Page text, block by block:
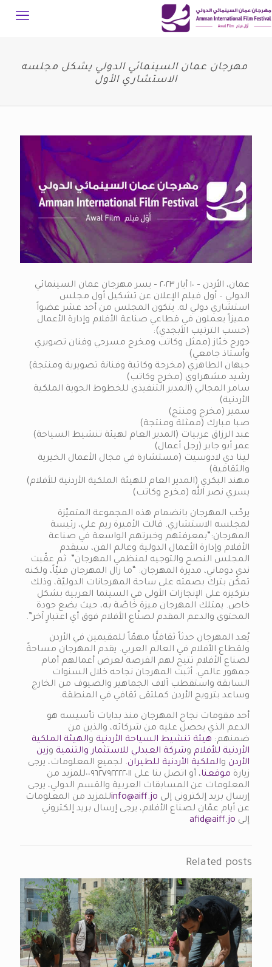
مهرجان عمان السينمائي الدولي يشكل مجلسه
الاستشاري الأول
عمان، الأردن – ١٠ أيار ٢٠٢٣ – يسر مهرجان عمان السينمائي
الدولي – أول فيلم الإعلان عن تشكيل أول مجلس
استشاري دولي له. يتكون المجلس من أحد عشر عضواً
مميزاً يعملون في قطاعي صناعة الأفلام وإدارة الأعمال
(حسب الترتيب الأبجدي):
جورج خبّاز (ممثل وكاتب ومخرج مسرحي وفنان تصويري
وأستاذ جامعي)
جيهان الطاهري (مخرجة وكاتبة وفنانة تصويرية ومنتجة)
رشيد مشهراوي (مخرج وكاتب)
سامر المجالي (المدير التنفيذي للخطوط الجوية الملكية
الأردنية)
سمير (مخرج ومنتج)
صبا مبارك (ممثلة ومنتجة)
عبد الرزاق عربيات (المدير العام لهيئة تنشيط السياحة)
عمر أبو جابر (رجل أعمال)
لينا دي لادوسيت (مستشارة في مجال الأعمال الخيرية
والثقافية)
مهند البكري (المدير العام للهيئة الملكية الأردنية للأفلام)
يسري نصر الله (مخرج وكاتب)
يرحّب المهرجان بانضمام هذه المجموعة المتميّزة
لمجلسه الاستشاري. قالت الأميرة ريم علي، رئيسة
المهرجان:”بمعرفتهم وخبرتهم الواسعة في صناعة
الأفلام وإدارة الأعمال الدولية وعالم الفن، سيقدم
المجلس النصح والتوجيه لمنظمي المهرجان”. ثم عقّبت
ندى دوماني، مديرة المهرجان: “ما زال المهرجان فتيّاً، ولكنه
تمكّن بترك بصمته على ساحة المهرجانات الدوليّة، وذلك
بتركيزه على الإنجازات الأولى في السينما العربية بشكل
خاص. يمتلك المهرجان ميزة خاصّة به، حيث يضع جودة
المحتوى والدعم المقدم لصنّاع الأفلام فوق أي اعتبارٍ آخر”.
يُعد المهرجان حدثاً ثقافيًّا مهمّاً للمقيمين في الأردن
ولقطاع الأفلام في العالم العربي. يقدم المهرجان مساحةً
لصناع الأفلام تتيح لهم الفرصة لعرض أعمالهم أمام
جمهور عالمي. أثبت المهرجان نجاحه خلال السنوات
السابقة واستقطب آلاف الجماهير والضيوف من الخارج
وساعد بترويج الأردن كملتقى ثقافي في المنطقة.
أحد مقومات نجاح المهرجان منذ بدايات تأسيسه هو
الدعم الذي يحصل عليه من شركائه، والذين من
ضمنهم: هيئة تنشيط السياحة الأردنية والهيئة الملكية
الأردنية للأفلام وشركة العبدلي للاستثمار والتنمية وزين
الأردن والملكية الأردنية للطيران. لجميع المعلومات، يرجى
زيارة موقعنا
، أو اتصل بنا على ٠٠٩٦٢٧٩٢٢٢٢٠١١للمزيد من
المعلومات عن المسابقات العربية والقسم الدولي، يرجى
إرسال بريد إلكتروني إلى info@aiff.joللمزيد من المعلومات
عن أيام عمّان لصناع الأفلام، يرجى إرسال بريد إلكتروني
إلى afid@aiff.jo
Related posts